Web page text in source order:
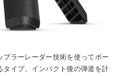
プラーレーダー技術を使ってボー
タイプ。インパクト後の弾道を計